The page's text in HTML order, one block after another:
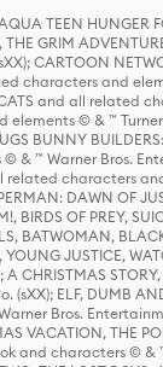
TEEN
GRIM
CARTOON
characters and
and all related
© & ™
BUILDERS:
& ™ Warner Bros.
related characters
DAWN OF
BIRDS OF PREY,
BATWOMAN,
YOUNG JUSTICE,
(sXX); ELF, DUMB
Bros.
THE
and characters © &